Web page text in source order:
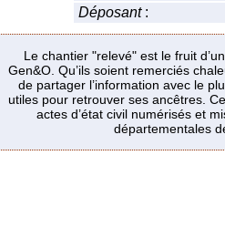
Déposant:
Le chantier "relevé" est le fruit
Gen&O. Qu’ils soient remerciés
de partager l’information avec le
utiles pour retrouver ses ancêtres.
actes d’état civil numérisés et
départementales